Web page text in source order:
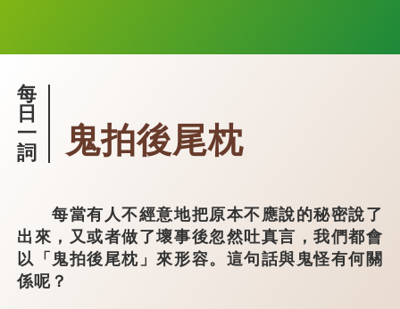
每
日
一
詞
鬼拍後尾枕
每當有人不經意地把原本不應說的秘密說了
出來，又或者做了壞事後忽然吐真言，我們都會
以「鬼拍後尾枕」來形容。這句話與鬼怪有何關
係呢？